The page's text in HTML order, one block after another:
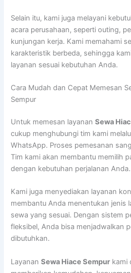
Selain itu, kami juga melayani
acara perusahaan, seperti outing,
kunjungan kerja. Kami memahami
karakteristik berbeda, sehingga
layanan sesuai kebutuhan Anda.
Cara Mudah dan Cepat Memesan
Sempur
Untuk memesan layananSewa
cukup menghubungi tim kami
WhatsApp. Proses pemesanan
Tim kami akan membantu memilih
dengan kebutuhan perjalanan Anda.
Kami juga menyediakan layanan
membantu Anda menentukan jenis
sewa yang sesuai. Dengan sistem
fleksibel, Anda bisa menjadwalkan
dibutuhkan.
LayananSewa Hiace Sempur kami